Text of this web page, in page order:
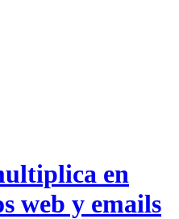
en
web y emails